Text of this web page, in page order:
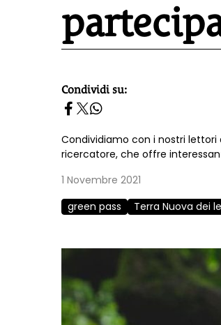
homepage h2
Condividi su:
Condividiamo con i nostri lettori
ricercatore, che offre
1 Novembre 2021
green pass
Terra Nuova dei